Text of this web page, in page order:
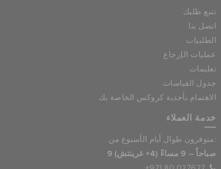
تتبع طلبك
اتصل بنا
الطلبيات
عمليات الإرجاع
تعليمات
جدول القياسات
الاهتمام بأحذية كروكس الخاصة بك
خدمة العملاء
متوفرون طوال أيام الأسبوع من:
9 صباحاً – 9 مساءً (4+ غرينتش)